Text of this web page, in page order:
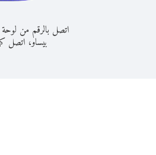
اتصل بالرقم من لوحة
بيساو، اتصل